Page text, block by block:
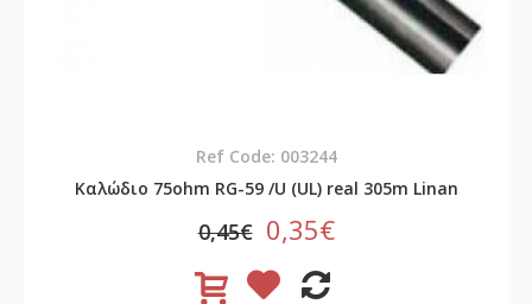
Ref Code: 003244
Καλώδιο 75ohm RG-59 /U (UL) real 305m Linan
0,45€ 0,35€